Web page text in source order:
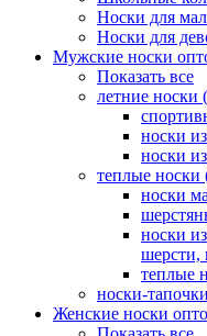
Носки для
Носки для
Мужские носки
Показать все
летние носки
носки
носки
теплые носки
носки
носки
шерсти,
теплые
носки-
Женские носки